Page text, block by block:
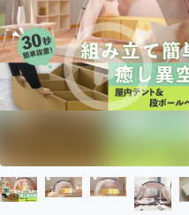
テクノロジー・ガ
映像・映画
ビジネス・起業
CAMPFIRE for Social